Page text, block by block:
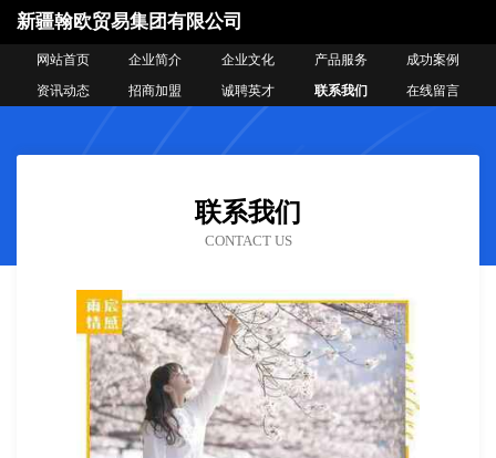
新疆翰欧贸易集团有限公司
网站首页 企业简介 企业文化 产品服务
成功案例
资讯动态
招商加盟 诚聘英才 联系我们 在线留言
联系我们
CONTACT US